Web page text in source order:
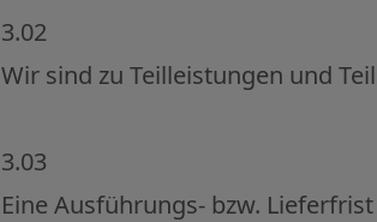
3.02
Wir sind zu Teilleistungen und
3.03
Eine Ausführungs- bzw.